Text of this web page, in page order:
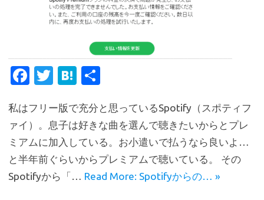
Fa
e
b
o
o
k
T
it
te
r
H
e
n
a
私はフリー版で充分と思っているSpotify（スポティフ
ァイ）。息子は好きな曲を選んで聴きたいからとプレ
ミアムに加入している。お小遣いで払うなら良いよ…
と半年前ぐらいからプレミアムで聴いている。 その
Spotifyから「… Read More: Spotifyからの… »